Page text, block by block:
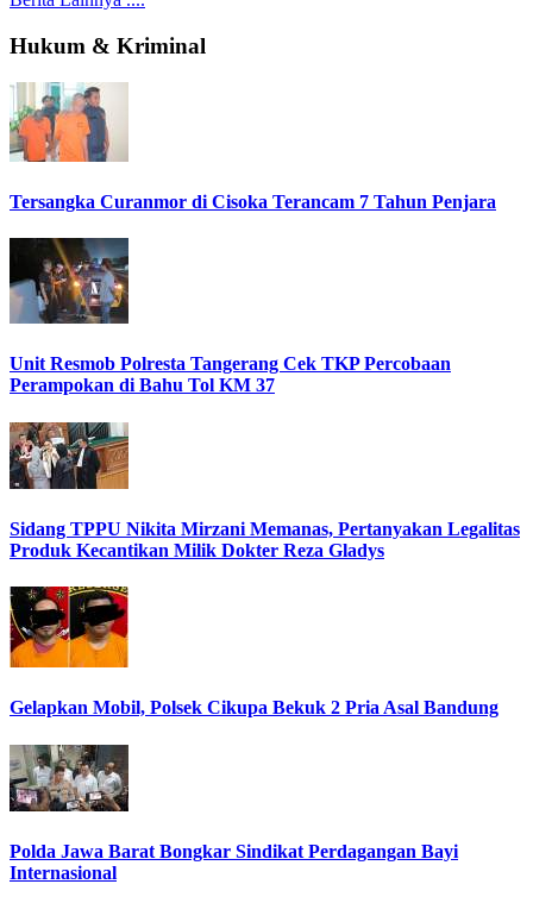
Hukum & Kriminal
Tersangka Curanmor di Cisoka Terancam 7 Tahun Penjara
Unit Resmob Polresta Tangerang Cek TKP Percobaan
Perampokan di Bahu Tol KM 37
Sidang TPPU Nikita Mirzani Memanas, Pertanyakan Legalitas
Produk Kecantikan Milik Dokter Reza Gladys
Gelapkan Mobil, Polsek Cikupa Bekuk 2 Pria Asal Bandung
Polda Jawa Barat Bongkar Sindikat Perdagangan Bayi
Internasional